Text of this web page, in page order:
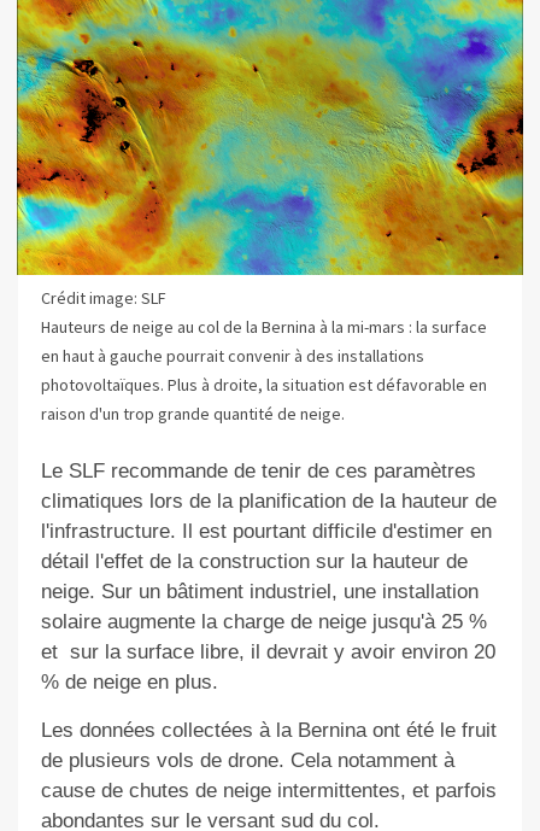
Crédit image: SLF
Hauteurs de neige au col de la Bernina à la mi-mars : la surface
en haut à gauche pourrait convenir à des installations
photovoltaïques. Plus à droite, la situation est défavorable en
raison d'un trop grande quantité de neige.
LeSLF recommande de tenir de ces paramètres
climatiques lors de la planification de la hauteur de
l'infrastructure. Il estpourtantdifficile d'estimer en
détail l'effet de la construction sur la hauteur de
neige. Sur un bâtiment industriel, une installation
solaire augmente la charge de neige jusqu'à 25 %
et sur la surface libre, il devrait y avoir environ 20
% de neige en plus.
Les données collectées à la Bernina ont été le fruit
de plusieurs vols de drone. Cela notamment à
cause de chutes de neige intermittentes, et parfois
abondantes sur le versant sud du col.